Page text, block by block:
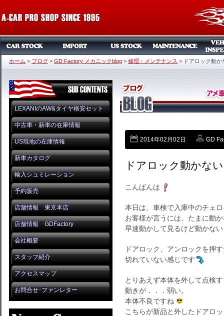
ホーム > ブログ > GD Factory メカニックblog > 修理・メンテナンス > ドアロック動
LEXANIのAW&タイヤ格安セット
中古車・新車の在庫情報
US現地の在庫情報
新車カタログ
輸入シュミレーション
予約販売
店舗情報 東京本店
店舗情報 GDFactory
会社概要
スタッフ紹介
アクセスマップ
お問合せ･ファンレター
2014年02月02日 GD
ドアロック動かな
こんばんは
本日は、車検で入庫中のチェ
お客様が言うには、たまに動
早速動かして見るけど動かない
ドアロック、アンロックを押
切れていない感じです
とりあえず本体を外して点検
動きが．．．弱い。
本体不良ですね
こちらが新品と外したドアロ